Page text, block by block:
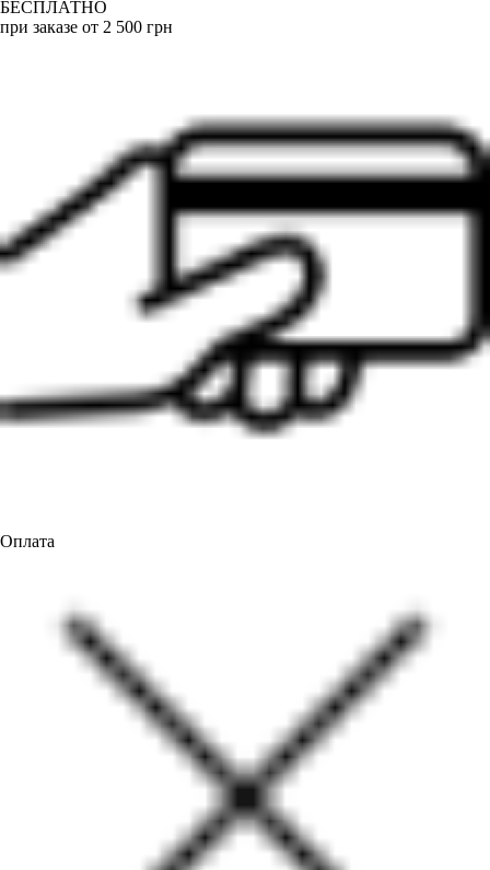
БЕСПЛАТНО
при заказе от 2 500 грн
Оплата